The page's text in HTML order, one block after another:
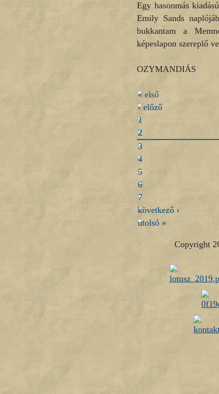
Egy hasonmás
Emily Sands
bukkantam a
képeslapon szereplő
OZYMANDIÁS
« első
‹ előző
1
2
3
4
5
6
7
következő ›
utolsó »
Copyright